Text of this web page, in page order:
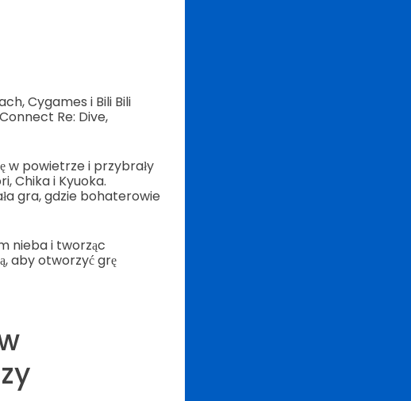
Cygames i Bili Bili
Re: Dive,
w powietrze i przybrały
Chika i Kyuoka.
gra, gdzie bohaterowie
nieba i tworząc
aby otworzyć grę